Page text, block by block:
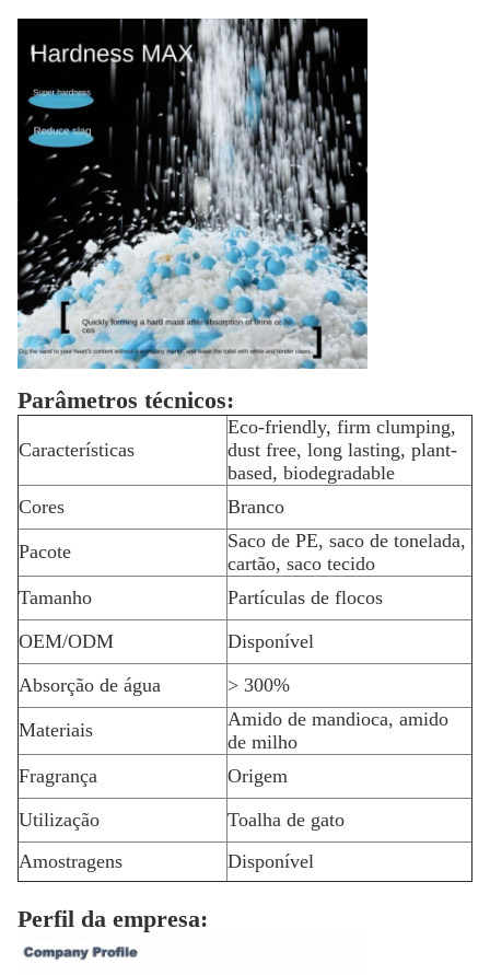
Parâmetros técnicos:
Características
Eco-friendly, firm clumping,
dust free, long lasting, plant-
based, biodegradable
Cores
Branco
Pacote
Saco de PE, saco de tonelada,
cartão, saco tecido
Tamanho
Partículas de flocos
OEM/ODM
Disponível
Absorção de água
> 300%
Materiais
Amido de mandioca, amido
de milho
Fragrança
Origem
Utilização
Toalha de gato
Amostragens
Disponível
Perfil da empresa: